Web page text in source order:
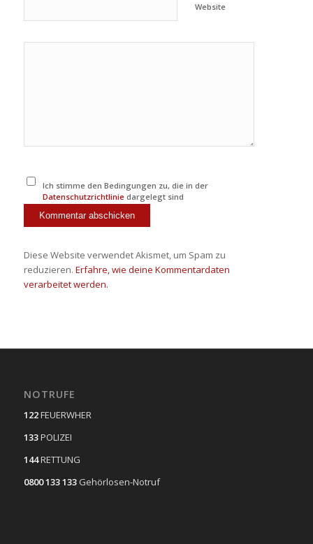
Website
Ich stimme den Bedingungen zu, die in der
Datenschutzrichtlinie dargelegt sind
Diese Website verwendet Akismet, um Spam zu
reduzieren. Erfahre, wie deine Kommentardaten
verarbeitet werden.
NOTRUFE
122FEUERWHER
133POLIZEI
144RETTUNG
0800 133 133 Gehörlosen-Notruf